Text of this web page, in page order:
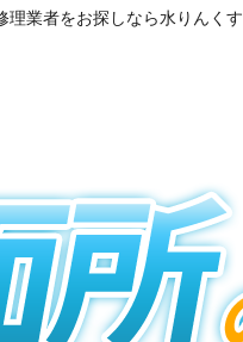
理業者をお探しなら水りんくす